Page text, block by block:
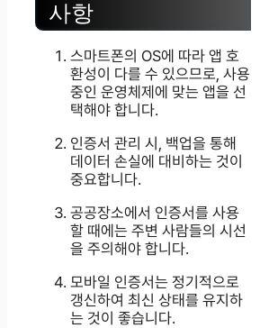
사항
스마트폰의 OS에 따라 앱 호
환성이 다를 수 있으므로, 사용
중인 운영체제에 맞는 앱을 선
택해야 합니다.
인증서 관리 시, 백업을 통해
데이터 손실에 대비하는 것이
중요합니다.
공공장소에서 인증서를 사용
할 때에는 주변 사람들의 시선
을 주의해야 합니다.
모바일 인증서는 정기적으로
갱신하여 최신 상태를 유지하
는 것이 좋습니다.